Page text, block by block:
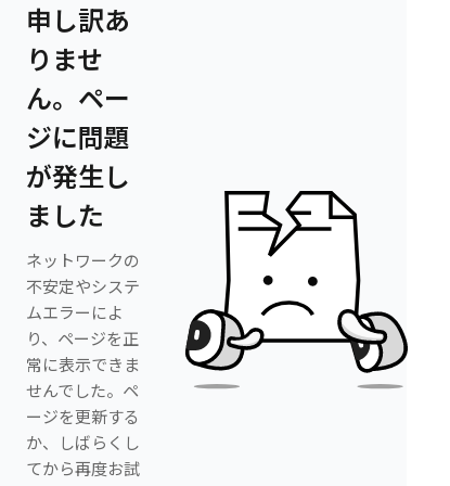
申し訳あ
りませ
ん。ペー
ジに問題
が発生し
ました
ネットワークの
不安定やシステ
ムエラーによ
り、ページを正
常に表示できま
せんでした。ペ
ージを更新する
か、しばらくし
てから再度お試